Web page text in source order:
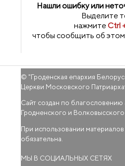
Нашли ошибку или
Выделите
нажмитеCtrl
чтобы сообщить об
© "Гроденская епархия
Церкви Московского
Сайт создан по благословению
Гродненского и
При использовании материалов
обязательна.
МЫ В СОЦИАЛЬНЫХ СЕТЯХ